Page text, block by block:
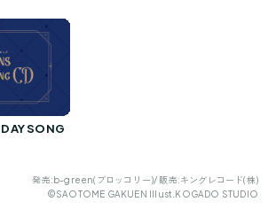
SONG
発売:b-green(ブロッコリー)/ 販売:キングレコード(株)
©SAOTOME GAKUEN Illust.KOGADO STUDIO